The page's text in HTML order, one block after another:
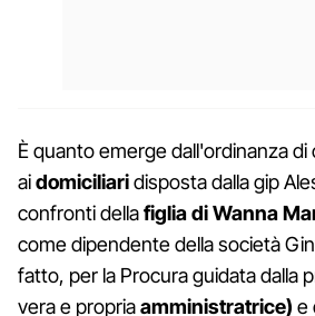
È quanto emerge dall'ordinanza
aidomiciliaridisposta dalla gip
confronti dellafiglia di Wanna
come dipendente della società
fatto, per la Procura guidata dalla
vera e propriaamministratrice) e